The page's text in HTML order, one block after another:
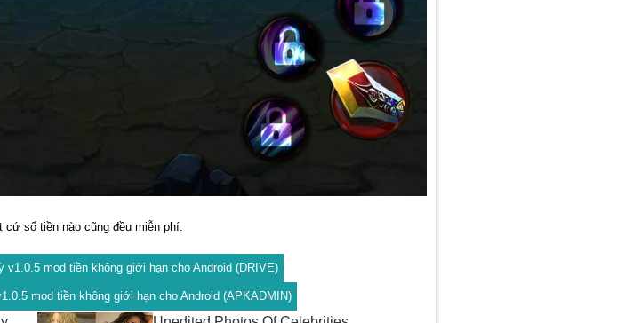
cứ số tiền nào cũng đều miễn phí.
v1.0.5 mod tiền không giới hạn cho Android (DRIVE)
mod tiền không giới hạn cho Android (APKADMIN)